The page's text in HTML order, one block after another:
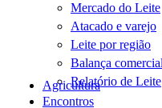
Mercado do Leite
Atacado e varejo
Leite por região
Balança comercial
Relatório de Leite
Agricultura
Encontros